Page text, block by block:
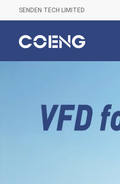
SENDEN TECH LIMITED